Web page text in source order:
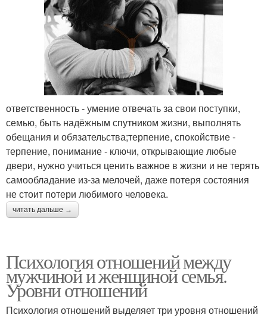
ответственность - умение отвечать за свои поступки,
семью, быть надёжным спутником жизни, выполнять
обещания и обязательства;терпение, спокойствие -
терпение, понимание - ключи, открывающие любые
двери, нужно учиться ценить важное в жизни и не терять
самообладание из-за мелочей, даже потеря состояния
не стоит потери любимого человека.
читать дальше →
Психология отношений между
мужчиной и женщиной семья.
Уровни отношений
Психология отношений выделяет три уровня отношений